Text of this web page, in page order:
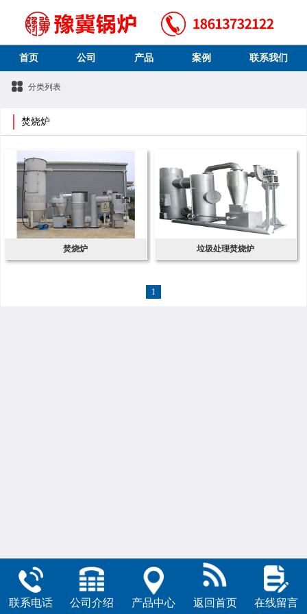
首页 公司 产品 案例 联系我们
分类列表
焚烧炉
焚烧炉 垃圾处理焚烧炉
1
联系电话 公司介绍 产品中心 返回首页 在线留言